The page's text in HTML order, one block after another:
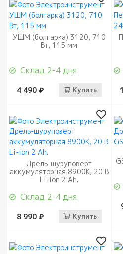
УШМ (болгарка) 3120, 710
Вт, 115 мм
Склад 2-4 дня
4 490 ₽ Купить
Дрель-шуруповерт
аккумуляторная 8900К, 20 В
Li-ion 2 Аh.
Склад 2-4 дня
8 990 ₽ Купить